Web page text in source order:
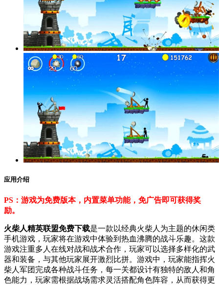
应用介绍
PS：游戏为免费版本，内置菜单功能，免广告即可获得奖
励。
火柴人精英联盟免费下载是一款以经典火柴人为主题的休闲类
手机游戏，玩家将在游戏中体验到热血沸腾的战斗乐趣。这款
游戏注重多人在线对战和战术合作，玩家可以选择多样化的武
器和装备，与其他玩家展开激烈比拼。游戏中，玩家能指挥火
柴人军团完成各种战斗任务，每一关都设计有独特的敌人和角
色能力，玩家需根据战场需求灵活搭配角色阵容，从而获得更